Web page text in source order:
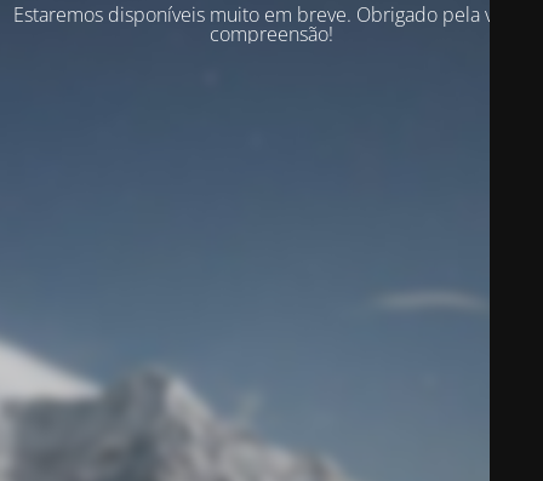
Estaremos disponíveis muito em breve. Obrigado pela vossa
compreensão!